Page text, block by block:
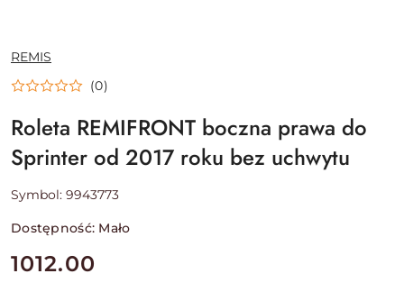
NAZWA
PRODUCENTA:
REMIS
(0)
Roleta REMIFRONT boczna prawa do
Sprinter od 2017 roku bez uchwytu
Symbol: 9943773
Dostępność: Mało
cena:
1012.00